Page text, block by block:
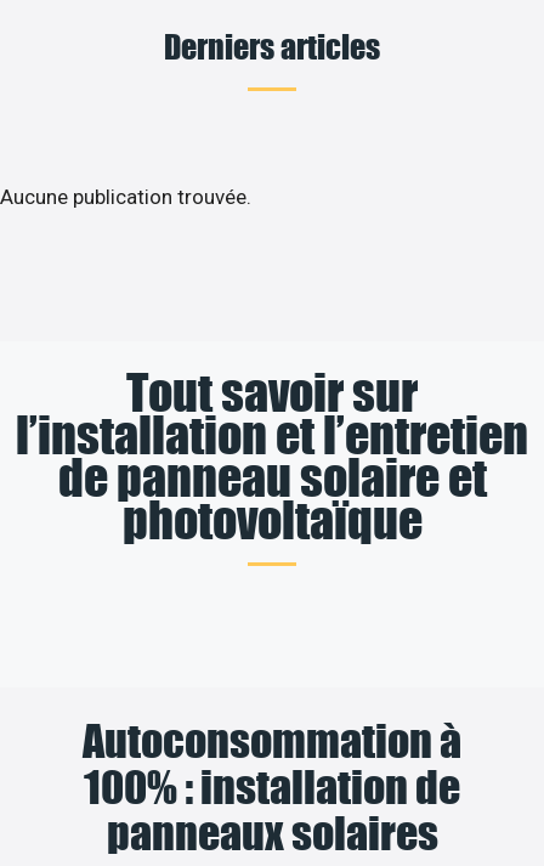
Derniers articles
Aucune publication trouvée.
Tout savoir sur
l’installation et l’entretien
de panneau solaire et
photovoltaïque
Autoconsommation à
100% : installation de
panneaux solaires